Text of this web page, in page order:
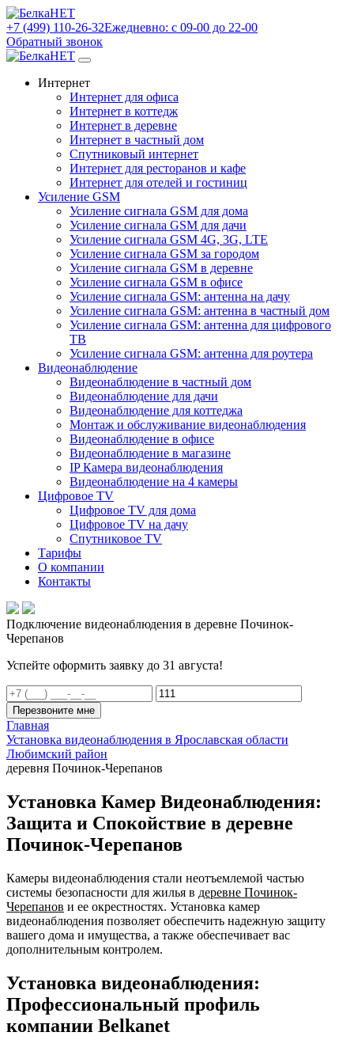
+7 (499) 110-26-32Ежедневно: с 09-00 до 22-00
Обратный звонок
Интернет
Интернет для офиса
Интернет в коттедж
Интернет в деревне
Интернет в частный дом
Спутниковый интернет
Интернет для ресторанов и кафе
Интернет для отелей и гостиниц
Усиление GSM
Усиление сигнала GSM для дома
Усиление сигнала GSM для дачи
Усиление сигнала GSM 4G, 3G, LTE
Усиление сигнала GSM за городом
Усиление сигнала GSM в деревне
Усиление сигнала GSM в офисе
Усиление сигнала GSM: антенна на дачу
Усиление сигнала GSM: антенна в частный дом
Усиление сигнала GSM: антенна для цифрового
ТВ
Усиление сигнала GSM: антенна для роутера
Видеонаблюдение
Видеонаблюдение в частный дом
Видеонаблюдение для дачи
Видеонаблюдение для коттеджа
Монтаж и обслуживание видеонаблюдения
Видеонаблюдение в офисе
Видеонаблюдение в магазине
IP Камера видеонаблюдения
Видеонаблюдение на 4 камеры
Цифровое TV
Цифровое TV для дома
Цифровое TV на дачу
Спутниковое TV
Тарифы
О компании
Контакты
Подключение видеонаблюдения в деревне Починок-
Черепанов
Успейте оформить заявку до 31 августа!
Перезвоните мне
Главная
Установка видеонаблюдения в Ярославская области
Любимский район
деревня Починок-Черепанов
Установка Камер Видеонаблюдения:
Защита и Спокойствие в деревне
Починок-Черепанов
Камеры видеонаблюдения стали неотъемлемой частью
системы безопасности для жилья в деревне Починок-
Черепанов и ее окрестностях. Установка камер
видеонаблюдения позволяет обеспечить надежную защиту
вашего дома и имущества, а также обеспечивает вас
дополнительным контролем.
Установка видеонаблюдения:
Профессиональный профиль
компании Belkanet